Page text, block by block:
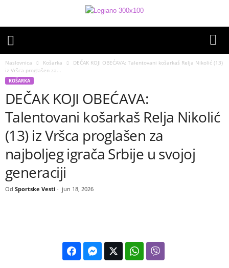
Naslovnica Košarka
DEČAK KOJI OBEĆAVA: Talentovani košarkaš Relja Nikolić (13)
iz Vršca proglašen za...
KOŠARKA
DEČAK KOJI OBEĆAVA:
Talentovani košarkaš Relja Nikolić
(13) iz Vršca proglašen za
najboljeg igrača Srbije u svojoj
generaciji
Od Sportske Vesti - jun 18, 2026